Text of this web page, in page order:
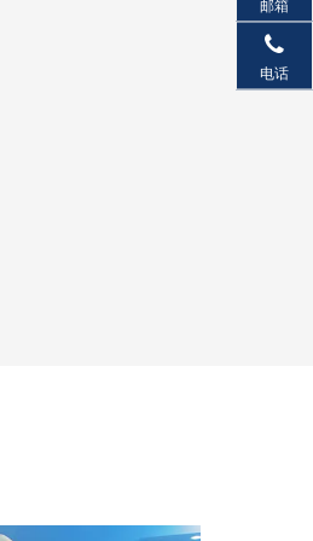
邮箱
电话